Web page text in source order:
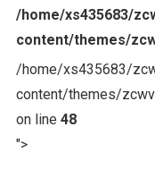
/home/xs435683/
content/themes/
/home/xs435683/
content/themes/
on line 48
">